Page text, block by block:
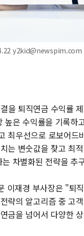
y2kid@newspim.com
을 퇴직연금 수익률
은 수익률을 기록하
최우선으로 로보어
는 변숫값을 찾고 최
차별화된 전략을 추
이재경 부사장은 "퇴
략의 알고리즘 중 고
금을 넘어서 다양한